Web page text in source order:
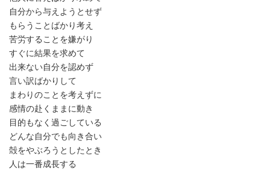
自分から与えようとせず
もらうことばかり考え
苦労することを嫌がり
すぐに結果を求めて
出来ない自分を認めず
言い訳ばかりして
まわりのことを考えずに
感情の赴くままに動き
目的もなく過ごしている
どんな自分でも向き合い
殻をやぶろうとしたとき
人は一番成長する